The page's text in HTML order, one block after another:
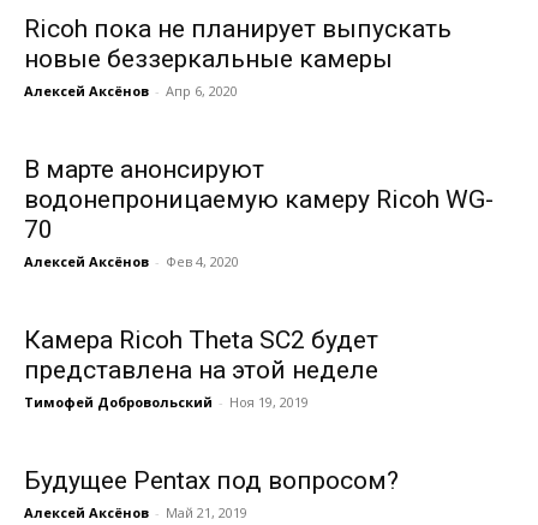
Ricoh пока не планирует выпускать
новые беззеркальные камеры
Алексей Аксёнов - Апр 6, 2020
В марте анонсируют
водонепроницаемую камеру Ricoh WG-
70
Алексей Аксёнов - Фев 4, 2020
Камера Ricoh Theta SC2 будет
представлена на этой неделе
Тимофей Добровольский - Ноя 19, 2019
Будущее Pentax под вопросом?
Алексей Аксёнов - Май 21, 2019